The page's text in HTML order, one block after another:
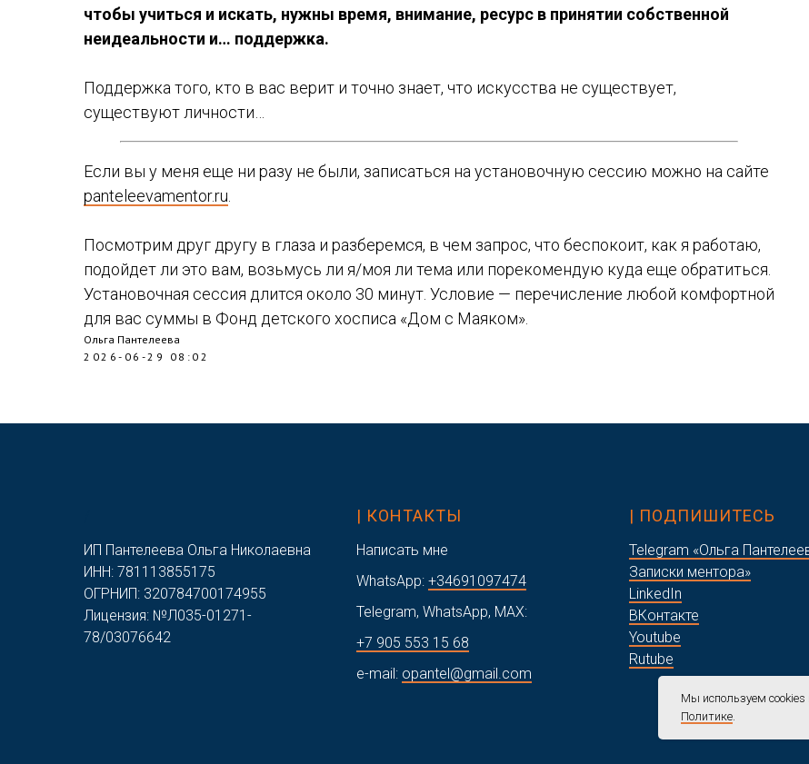
чтобы учиться и искать, нужны время, внимание, ресурс в принятии собственной
неидеальности и… поддержка.
Поддержка того, кто в вас верит и точно знает, что искусства не существует,
существуют личности…
Если вы у меня еще ни разу не были, записаться на установочную сессию можно на сайте
panteleevamentor.ru
Посмотрим друг другу в глаза и разберемся, в чем запрос, что беспокоит, как я работаю,
подойдет ли это вам, возьмусь ли я/моя ли тема или порекомендую куда еще обратиться.
Установочная сессия длится около 30 минут. Условие — перечисление любой комфортной
для вас суммы в Фонд детского хосписа «Дом с Маяком».
Ольга Пантелеева
2026-06-29 08:02
ИП Пантелеева Ольга Николаевна
ИНН: 781113855175
ОГРНИП: 320784700174955
Лицензия: №Л035-01271-
78/03076642
| КОНТАКТЫ
Написать мне
WhatsApp: +34691097474
Telegram, WhatsApp, MAX:
+7 905 553 15 68
e-mail: opantel@gmail.com
| ПОДПИШИТЕСЬ
Telegram «Ольга
Записки ментора»
LinkedIn
ВКонтакте
Youtube
Rutube
Мы используем cookies
Политике.